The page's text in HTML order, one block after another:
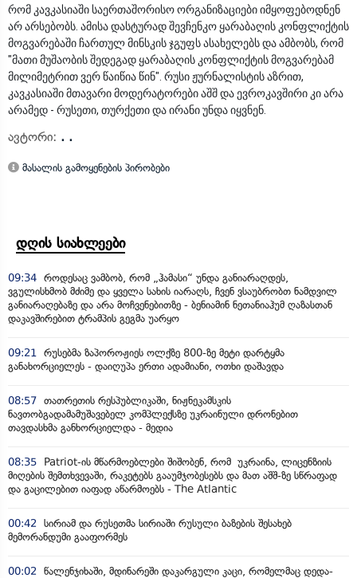
რომ კავკასიაში საერთაშორისო ორგანიზაციები იმყოფებოდნენ
არ არსებობს. ამისა დასტურად შევჩენკო ყარაბაღის კონფლიქტის
მოგვარებაში ჩართულ მინსკის ჯგუფს ასახელებს და ამბობს, რომ
"მათი მუშაობის შედეგად ყარაბაღის კონფლიქტის მოგვარებამ
მილიმეტრით ვერ წაიწია წინ". რუსი ჟურნალისტის აზრით,
კავკასიაში მთავარი მოდერატორები აშშ და ევროკავშირი კი არა
არამედ - რუსეთი, თურქეთი და ირანი უნდა იყვნენ.
ავტორი: . .
მასალის გამოყენების პირობები
დღის სიახლეები
09:34 როდესაც ვამბობ, რომ „ჰამასი“ უნდა განიარაღდეს,
ვგულისხმობ მძიმე და ყველა სახის იარაღს, ჩვენ ვსაუბრობთ ნამდვილ
განიარაღებაზე და არა მოჩვენებითზე - ბენიამინ ნეთანიაჰუმ ღაზასთან
დაკავშირებით ტრამპის გეგმა უარყო
09:21 რუსებმა ზაპოროჟიეს ოლქზე 800-ზე მეტი დარტყმა
განახორციელეს - დაიღუპა ერთი ადამიანი, ოთხი დაშავდა
08:57 თათრეთის რესპუბლიკაში, ნიჟნეკამსკის
ნავთობგადამამუშავებელ კომპლექსზე უკრაინული დრონებით
თავდასხმა განხორციელდა - მედია
08:35
Patriot-ის მწარმოებლები შიშობენ, რომ უკრაინა, ლიცენზიის
მიღების შემთხვევაში, რაკეტებს გააუმჯობესებს და მათ აშშ-ზე სწრაფად
და გაცილებით იაფად აწარმოებს - The Atlantic
00:42 სირიამ და რუსეთმა სირიაში რუსული ბაზების შესახებ
მემორანდუმი გააფორმეს
00:02 წალენჯიხაში, მდინარეში დაკარგული კაცი, რომელმაც დედა-